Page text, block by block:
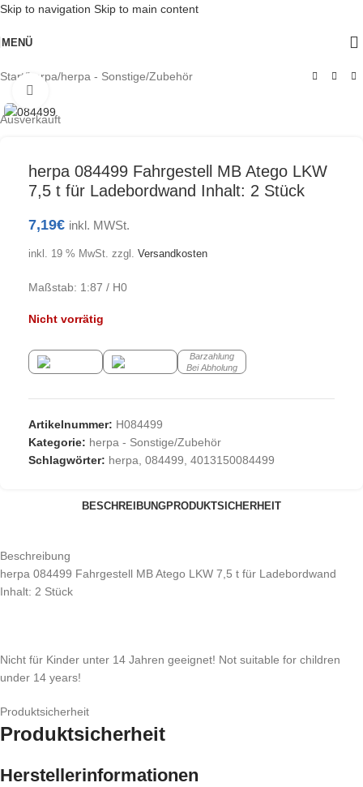
Skip to navigation Skip to main content
MENÜ
Start/herpa/herpa - Sonstige/Zubehör
Ausverkauft
herpa 084499 Fahrgestell MB Atego LKW
7,5 t für Ladebordwand Inhalt: 2 Stück
7,19€ inkl. MWSt.
inkl. 19 % MwSt. zzgl. Versandkosten
Maßstab: 1:87 / H0
Nicht vorrätig
Barzahlung
Bei Abholung
Artikelnummer: H084499
Kategorie: herpa - Sonstige/Zubehör
Schlagwörter: herpa, 084499, 4013150084499
BESCHREIBUNGPRODUKTSICHERHEIT
Beschreibung
herpa 084499 Fahrgestell MB Atego LKW 7,5 t für Ladebordwand
Inhalt: 2 Stück
Nicht für Kinder unter 14 Jahren geeignet! Not suitable for children
under 14 years!
Produktsicherheit
Produktsicherheit
Herstellerinformationen